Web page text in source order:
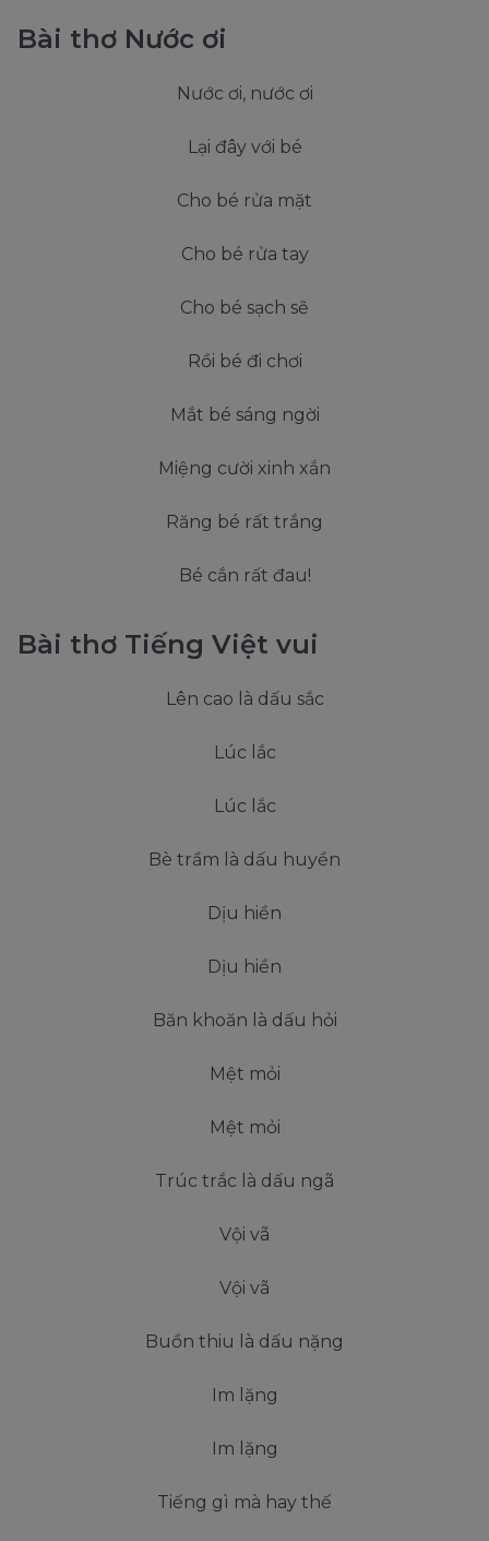
Bài thơ Nước ơi
Nước ơi, nước ơi
Lại đây với bé
Cho bé rửa mặt
Cho bé rửa tay
Cho bé sạch sẽ
Rồi bé đi chơi
Mắt bé sáng ngời
Miệng cười xinh xắn
Răng bé rất trắng
Bé cắn rất đau!
Bài thơ Tiếng Việt vui
Lên cao là dấu sắc
Lúc lắc
Lúc lắc
Bè trầm là dấu huyền
Dịu hiền
Dịu hiền
Băn khoăn là dấu hỏi
Mệt mỏi
Mệt mỏi
Trúc trắc là dấu ngã
Vội vã
Vội vã
Buồn thiu là dấu nặng
Im lặng
Im lặng
Tiếng gì mà hay thế